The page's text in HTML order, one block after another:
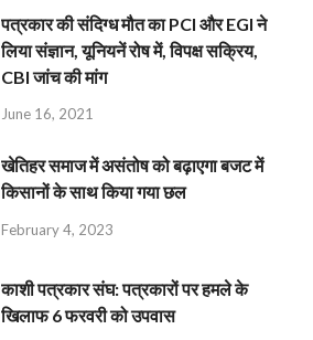
पत्रकार की संदिग्ध मौत का PCI और EGI ने
लिया संज्ञान, यूनियनें रोष में, विपक्ष सक्रिय,
CBI जांच की मांग
June 16, 2021
खेतिहर समाज में असंतोष को बढ़ाएगा बजट में
किसानों के साथ किया गया छल
February 4, 2023
काशी पत्रकार संघ: पत्रकारों पर हमले के
खिलाफ 6 फरवरी को उपवास